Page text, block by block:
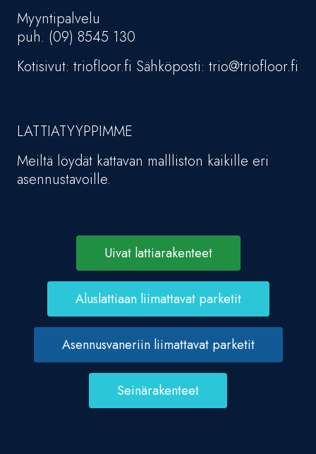
Myyntipalvelu
puh. (09) 8545 130
Kotisivut: triofloor.fi Sähköposti: trio@triofloor.fi
LATTIATYYPPIMME
Meiltä löydät kattavan mallliston kaikille eri
asennustavoille.
Uivat lattiarakenteet
Aluslattiaan liimattavat parketit
Asennusvaneriin liimattavat parketit
Seinärakenteet